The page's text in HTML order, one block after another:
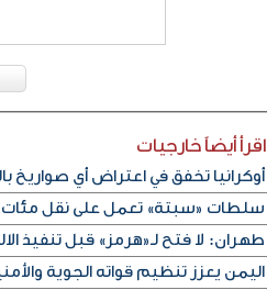
اقرأ أيضاًخارجيات
أوكرانيا تخفق في اعتراض أي
سلطات «سبتة» تعمل على نقل مئات
طهران: لا فتح لـ«هرمز» قبل تنفيذ
اليمن يعزز تنظيم قواته الجوية